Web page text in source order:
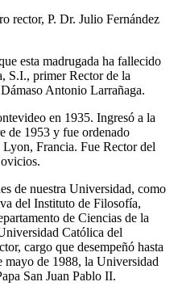
rector, P. Dr. Julio Fernández
esta madrugada ha fallecido
S.I., primer Rector de la
Antonio Larrañaga.
en 1935. Ingresó a la
de 1953 y fue ordenado
Francia. Fue Rector del
de nuestra Universidad, como
del Instituto de Filosofía,
de Ciencias de la
Católica del
cargo que desempeñó hasta
mayo de 1988, la Universidad
San Juan Pablo II.